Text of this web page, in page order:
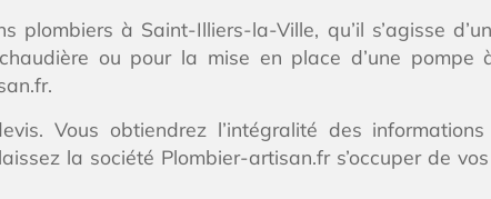
à Saint-Illiers-la-Ville, qu’il s’agisse
ou pour la mise en place d’une pompe
Vous obtiendrez l’intégralité des
la société Plombier-artisan.fr s’occuper de